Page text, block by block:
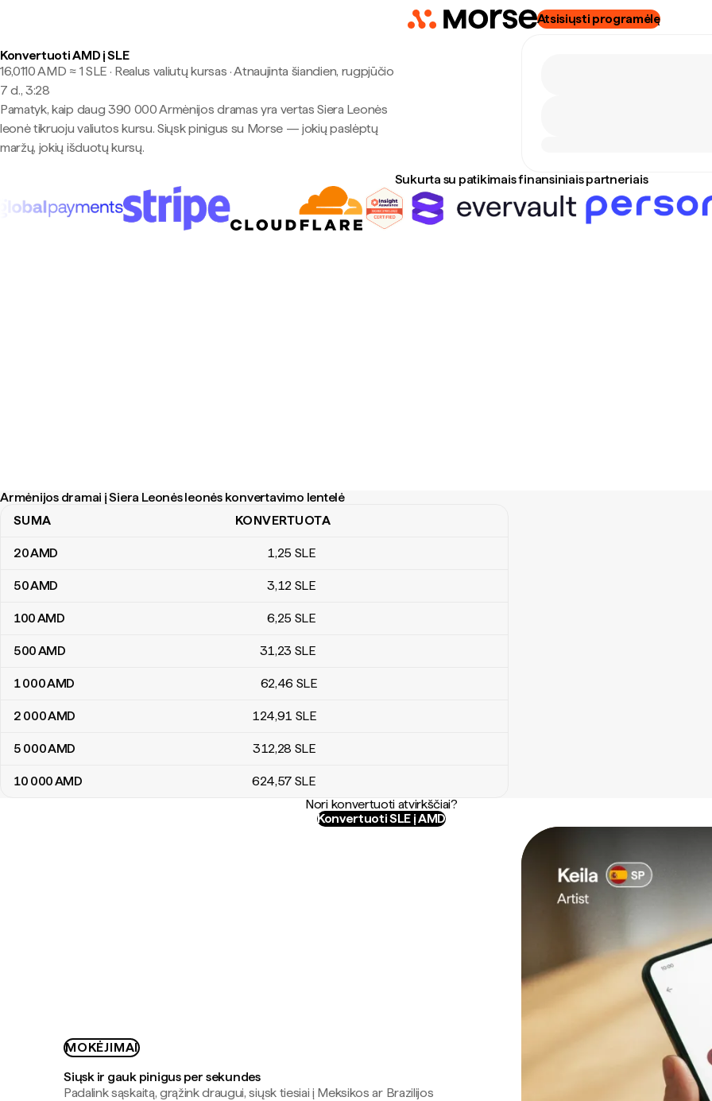
Atsisiųsti programėlę
Konvertuoti AMD į SLE
16,0110 AMD ≈ 1 SLE · Realus valiutų kursas ·Atnaujinta šiandien, rugpjūčio
7 d., 3:28
Pamatyk, kaip daug 390 000 Armėnijos dramas yra vertas Siera Leonės
leonė tikruoju valiutos kursu. Siųsk pinigus su Morse — jokių paslėptų
maržų, jokių išduotų kursų.
Sukurta su patikimais finansiniais partneriais
Armėnijos dramai į Siera Leonės leonės konvertavimo lentelė
Armėnijos dramai į Siera Leonės leonės konvertavimo lentelė
SUMA KONVERTUOTA
20AMD 1,25 SLE
50AMD 3,12 SLE
100AMD 6,25 SLE
500AMD 31,23 SLE
1 000AMD 62,46 SLE
2 000AMD 124,91 SLE
5 000AMD 312,28 SLE
10 000AMD 624,57 SLE
Nori konvertuoti atvirkščiai?
Konvertuoti SLE į AMD
MOKĖJIMAI
Siųsk ir gauk pinigus per sekundes
Padalink sąskaitą, grąžink draugui, siųsk tiesiai į Meksikos ar Brazilijos